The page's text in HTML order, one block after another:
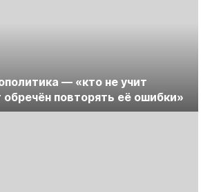
— «кто не учит
повторять её ошибки»